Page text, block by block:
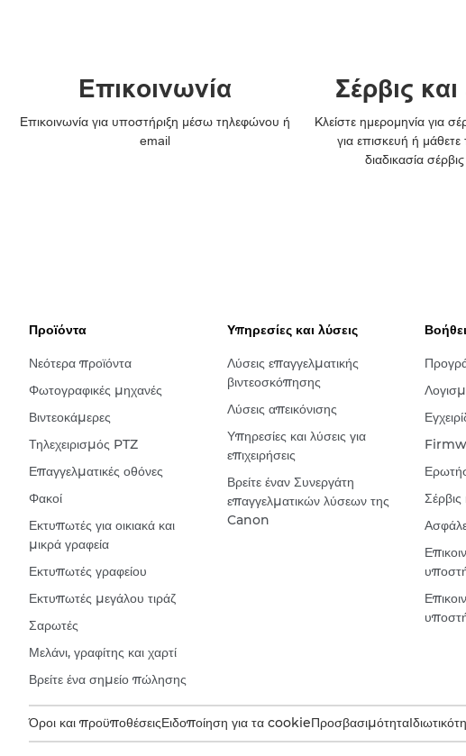
Επικοινωνία
Επικοινωνία για υποστήριξη μέσω τηλεφώνου ή
email
Σέρβις
Κλείστε ημερομηνία για
για επισκευή ή
διαδικασία
Προϊόντα
Νεότερα προϊόντα
Φωτογραφικές μηχανές
Βιντεοκάμερες
Τηλεχειρισμός PTZ
Επαγγελματικές οθόνες
Φακοί
Εκτυπωτές για οικιακά και
μικρά γραφεία
Εκτυπωτές γραφείου
Εκτυπωτές μεγάλου τιράζ
Σαρωτές
Μελάνι, γραφίτης και χαρτί
Βρείτε ένα σημείο πώλησης
Υπηρεσίες και λύσεις
Λύσεις επαγγελματικής
βιντεοσκόπησης
Λύσεις απεικόνισης
Υπηρεσίες και λύσεις για
επιχειρήσεις
Βρείτε έναν Συνεργάτη
επαγγελματικών λύσεων της
Canon
Σέρβις
Όροι και προϋποθέσειςΕιδοποίηση για τα cookieΠροσβασιμότητα